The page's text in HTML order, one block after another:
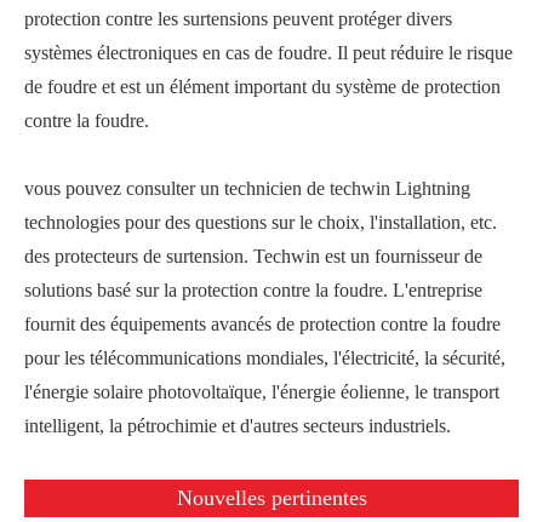
protection contre les surtensions peuvent protéger divers
systèmes électroniques en cas de foudre. Il peut réduire le risque
de foudre et est un élément important du système de protection
contre la foudre.
vous pouvez consulter un technicien de techwin Lightning
technologies pour des questions sur le choix, l'installation, etc.
des protecteurs de surtension. Techwin est un fournisseur de
solutions basé sur la protection contre la foudre. L'entreprise
fournit des équipements avancés de protection contre la foudre
pour les télécommunications mondiales, l'électricité, la sécurité,
l'énergie solaire photovoltaïque, l'énergie éolienne, le transport
intelligent, la pétrochimie et d'autres secteurs industriels.
Nouvelles pertinentes